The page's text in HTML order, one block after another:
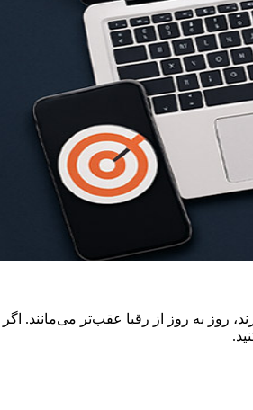
روز به روز از رقبا عقب‌تر می‌مانند. اگر